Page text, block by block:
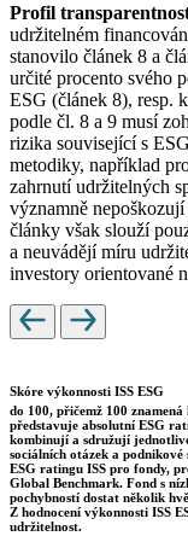
Profil
udržitelném
stanovilo článek 8 a
určité procento svého
ESG (článek 8), resp.
podle čl. 8 a 9 musí
rizika související s
metodiky, například
zahrnutí udržitelných
významně
články však slouží
a neuvádějí míru
investory orientované
Skóre výkonnosti ISS ESG
do 100, přičemž 100
představuje absolutní ESG
kombinují a sdružují
sociálních otázek a
ESG ratingu ISS pro fondy,
Global Benchmark. Fond s
pochybností dostat několik
Z hodnocení výkonnosti ISS
udržitelnost.